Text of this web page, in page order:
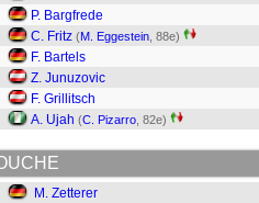
P. Bargfrede
C. Fritz (M. Eggestein , 88e)
F. Bartels
Z. Junuzovic
F. Grillitsch
A. Ujah (C. Pizarro , 82e)
M. Zetterer